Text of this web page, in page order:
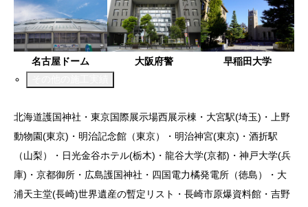
名古屋ドーム 大阪府警
早稲田大学
北海道護国神社・東京国際展示場西展示棟・大宮駅(埼玉)・上野
動物園(東京)・明治記念館（東京）・明治神宮(東京)・酒折駅
（山梨）・日光金谷ホテル(栃木)・龍谷大学(京都)・神戸大学(兵
庫)・京都御所・広島護国神社・四国電力橘発電所（徳島）・大
浦天主堂(長崎)世界遺産の暫定リスト・長崎市原爆資料館・吉野